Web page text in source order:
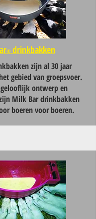
®drinkbakken
zijn al 30 jaar
gebied van groepsvoer.
ontwerp en
Milk Bar drinkbakken
boeren voor boeren.